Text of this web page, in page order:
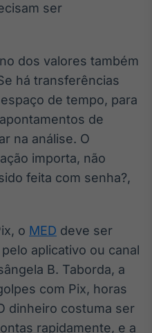
ser
dos valores também
há transferências
de tempo, para
de
na análise. O
importa, não
feita com senha?,
o MED deve ser
aplicativo ou canal
B. Taborda, a
com Pix, horas
dinheiro costuma ser
rapidamente, e a